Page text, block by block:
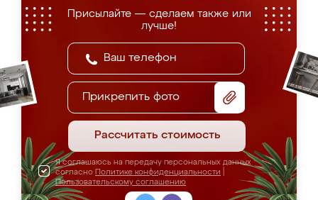
Присылайте — сделаем также или
лучше!
Прикрепить фото
Рассчитать стоимость
Я соглашаюсь на передачу персональных данных
согласно Политике конфиденциальности
Пользовательскому соглашению